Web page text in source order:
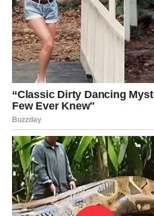
razmišljati o promeni pravca
započeti plan koji se tiče učenja,
inostranstvom
ili shvatiti da je vreme da veruju
Sudbina vas gura ka širem
uskom okviru – javlja se nemir.
uzbuđenje i motivacija.
Finansije
Finansije se stabilizuju